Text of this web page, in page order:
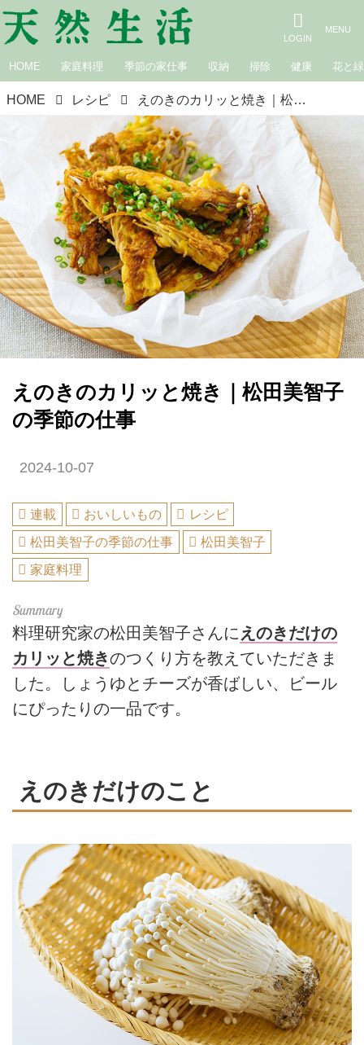
HOME 家庭料理 季節の家仕事 収納 掃除 健康 花と緑
HOME レシピ えのきのカリッと焼き｜松田美智子の季節の仕事
えのきのカリッと焼き｜松田美智子
の季節の仕事
2024-10-07
連載 おいしいもの
レシピ
松田美智子の季節の仕事
松田美智子
家庭料理
料理研究家の松田美智子さんに えのきだけの
カリッと焼きのつくり方を教えていただきま
した。しょうゆとチーズが香ばしい、ビール
にぴったりの一品です。
えのきだけのこと